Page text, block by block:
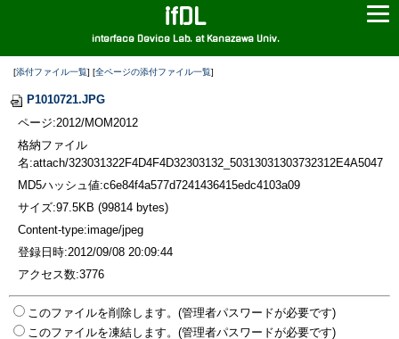
ifDL
interface Device Lab. at Kanazawa Univ.
[添付ファイル一覧] [全ページの添付ファイル一覧]
P1010721.JPG
ページ:2012/MOM2012
格納ファイル
名:attach/323031322F4D4F4D32303132_50313031303732312E4A5047
MD5ハッシュ値:c6e84f4a577d7241436415edc4103a09
サイズ:97.5KB (99814 bytes)
Content-type:image/jpeg
登録日時:2012/09/08 20:09:44
アクセス数:3776
このファイルを削除します。(管理者パスワードが必要です)
このファイルを凍結します。(管理者パスワードが必要です)